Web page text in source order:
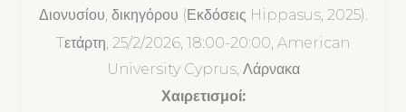
Διονυσίου, δικηγόρου (Εκδόσεις Hippasus, 2025).
Tετάρτη, 25/2/2026, 18:00-20:00, American
University Cyprus, Λάρνακα
Χαιρετισμοί: